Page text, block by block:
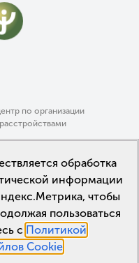
по организации
обработка
информации
чтобы
пользоваться
с Политикой
Cookie.